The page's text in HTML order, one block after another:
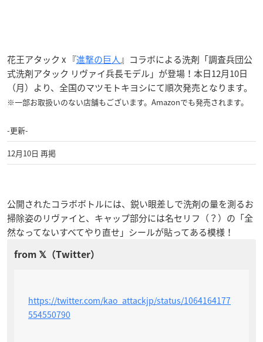
花王アタック x 『進撃の巨人』コラボによる洗剤「調査兵団公
式洗剤アタック リヴァイ兵長モデル」が登場！本日12月10日
（月）より、全国のマツモトキヨシにて順次発売となります。
※一部お取扱いのない店舗もございます。Amazonでも発売されます。
-更新-
12月10日 再掲
公開されたコラボボトルには、鋭い眼差しで洗剤の量を測るお
掃除姿のリヴァイと、キャップ部分には名セリフ（？）の「全
然なってないすべてやり直せ」シールが貼ってある模様！
https://twitter.com/kao_attackjp/status/1064164177
554550790